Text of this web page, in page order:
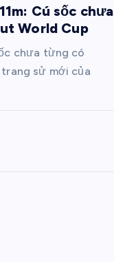
Cú sốc chưa
World Cup
chưa từng có
sử mới của